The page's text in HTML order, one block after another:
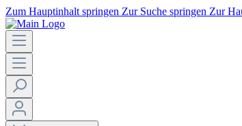
Zum Hauptinhalt springen Zur Suche springen Zur